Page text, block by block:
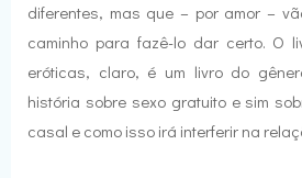
diferentes, mas que – por amor –
caminho para fazê-lo dar certo. O
eróticas, claro, é um livro do
história sobre sexo gratuito e sim
casal e como isso irá interferir na